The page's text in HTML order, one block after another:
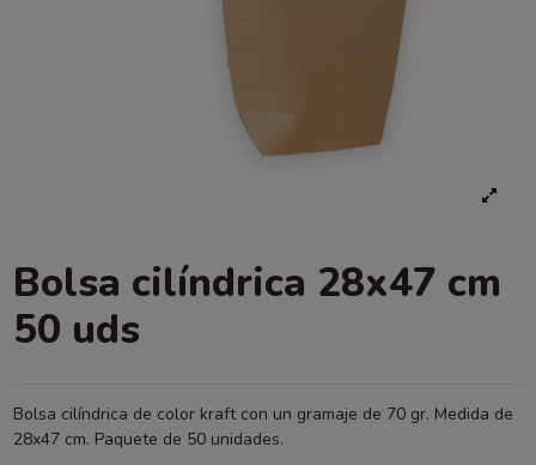
Bolsa cilíndrica 28x47 cm
50 uds
Bolsa cilíndrica de color kraft con un gramaje de 70 gr. Medida de
28x47 cm. Paquete de 50 unidades.